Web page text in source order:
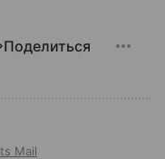
Поделиться
Mail